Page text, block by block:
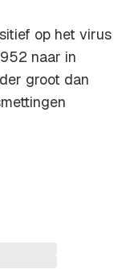
op het virus
naar in
groot dan